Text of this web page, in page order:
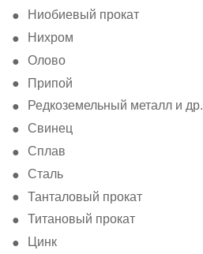
Ниобиевый прокат
Нихром
Олово
Припой
Редкоземельный металл и др.
Свинец
Сплав
Сталь
Танталовый прокат
Титановый прокат
Цинк